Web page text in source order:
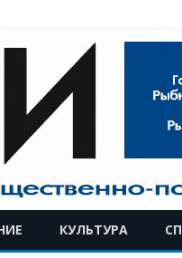
КУЛЬТУРА